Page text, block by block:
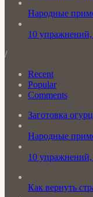
Народные
10 упражнений,
/
Recent
Popular
Comments
Заготовка
Народные
10 упражнений,
Как вернуть